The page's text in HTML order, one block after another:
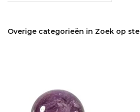
Overige categorieën in Zoek op